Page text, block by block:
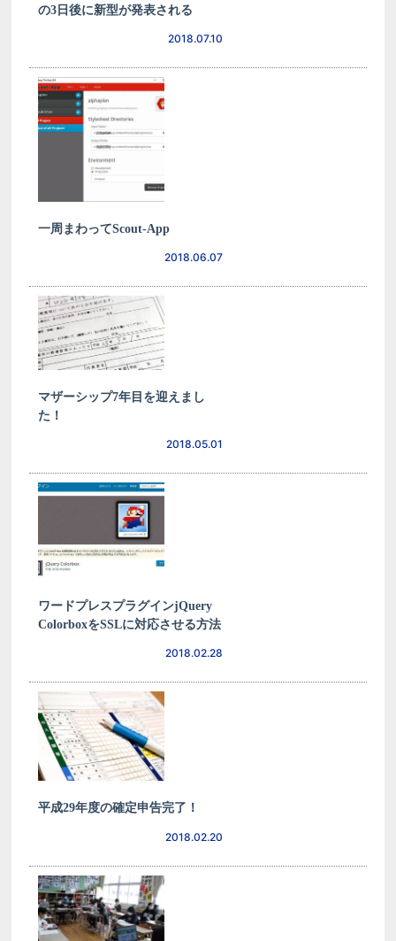
の3日後に新型が発表される
2018.07.10
一周まわってScout-App
2018.06.07
マザーシップ7年目を迎えまし
た！
2018.05.01
ワードプレスプラグインjQuery
ColorboxをSSLに対応させる方法
2018.02.28
平成29年度の確定申告完了！
2018.02.20